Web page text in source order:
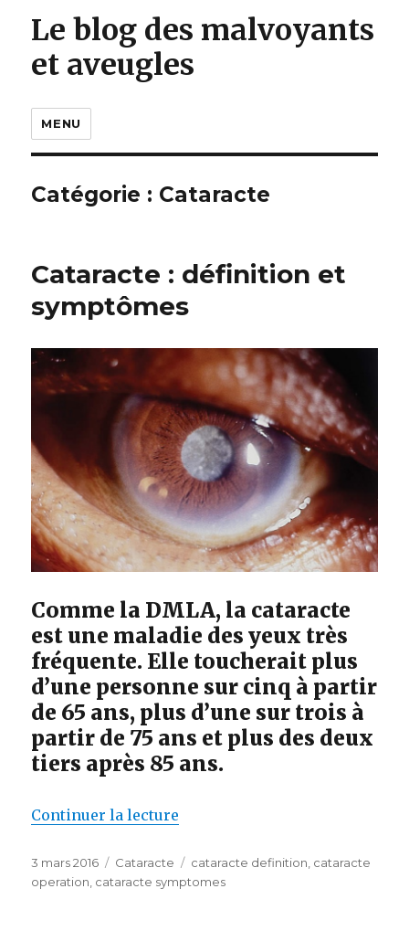
Le blog des malvoyants
et aveugles
MENU
Catégorie : Cataracte
Cataracte : définition et
symptômes
Comme la DMLA, la cataracte
est une maladie des yeux très
fréquente. Elle toucherait plus
d’une personne sur cinq à partir
de 65 ans, plus d’une sur trois à
partir de 75 ans et plus des deux
tiers après 85 ans.
Continuer la lecture
Publié
le
3 mars 2016 Catégories
Cataracte Étiquettes
cataracte definition, cataracte
operation, cataracte symptomes